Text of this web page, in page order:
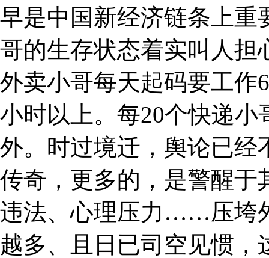
早是中国新经济链条上重
哥的生存状态着实叫人担
外卖小哥每天起码要工作
小时以上。每20个快递
外。时过境迁，舆论已经
传奇，更多的，是警醒于
违法、心理压力……压垮
越多、且日已司空见惯